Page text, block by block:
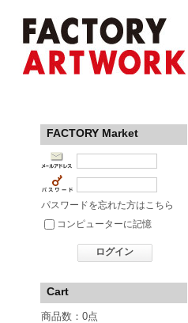
FACTORY Market
パスワードを忘れた方はこちら
コンピューターに記憶
ログイン
Cart
商品数：0点